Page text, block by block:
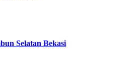
Selatan Bekasi